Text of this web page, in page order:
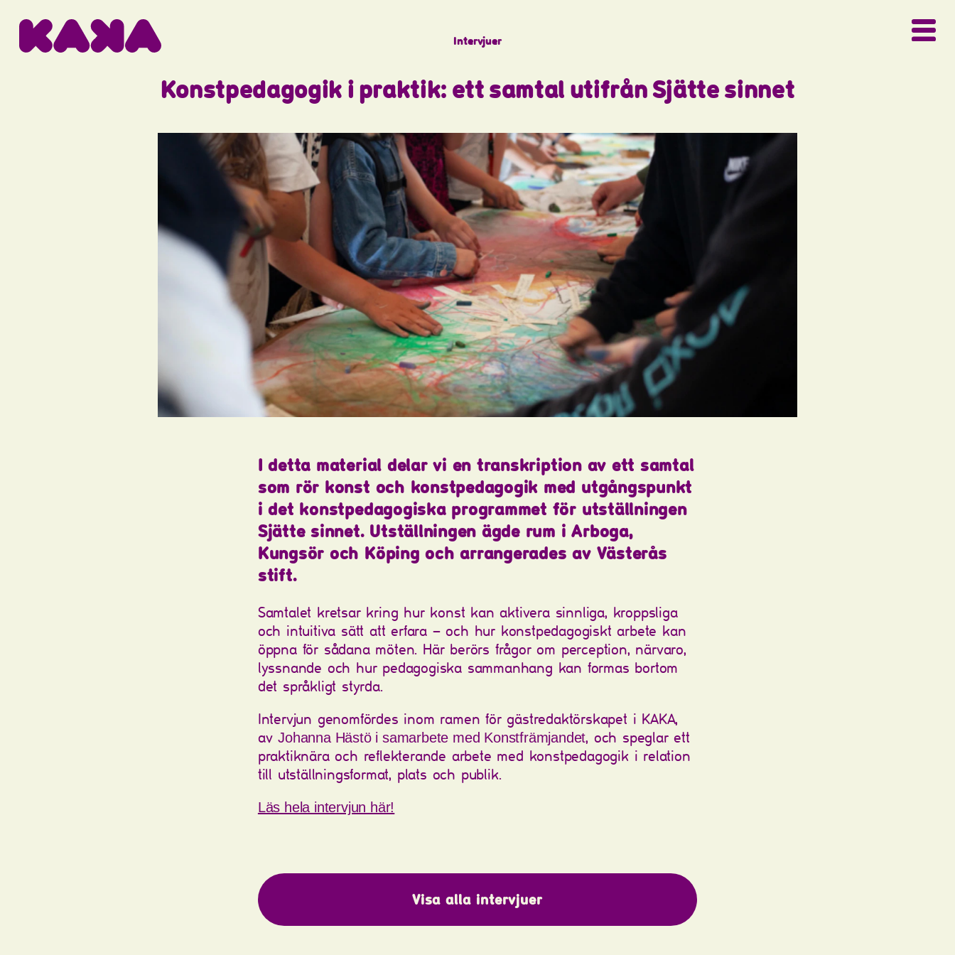
Intervjuer
Konstpedagogik i praktik: ett samtal utifrån Sjätte sinnet
I detta material delar vi en transkription av ett samtal
som rör konst och konstpedagogik med utgångspunkt
i det konstpedagogiska programmet för utställningen
Sjätte sinnet. Utställningen ägde rum i Arboga,
Kungsör och Köping och arrangerades av Västerås
stift.
Samtalet kretsar kring hur konst kan aktivera sinnliga, kroppsliga
och intuitiva sätt att erfara – och hur konstpedagogiskt arbete kan
öppna för sådana möten. Här berörs frågor om perception, närvaro,
lyssnande och hur pedagogiska sammanhang kan formas bortom
det språkligt styrda.
Intervjun genomfördes inom ramen för gästredaktörskapet i KAKA,
avJohanna Hästö i samarbete med Konstfrämjandet, och speglar ett
praktiknära och reflekterande arbete med konstpedagogik i relation
till utställningsformat, plats och publik.
Läs hela intervjun här!
Visa alla intervjuer